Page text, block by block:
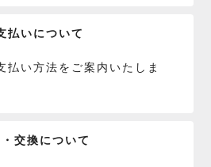
払いについて
払い方法をご案内いたしま
交換について